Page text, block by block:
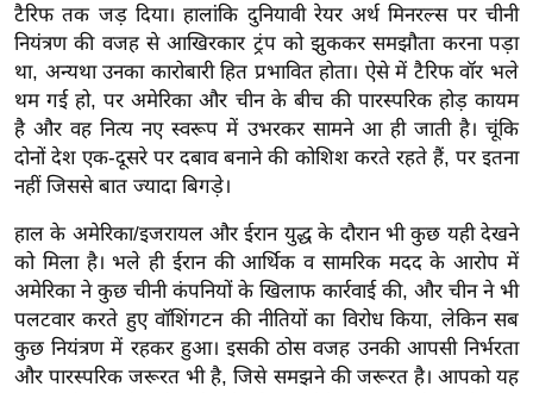
सा
हि
त्य
ज
ग
त
टो
व
र्ल्ड
न्यू
ज
टैरिफ तक जड़ दिया। हालांकि दुनियावी रेयर अर्थ मिनरल्स पर चीनी
नियंत्रण की वजह से आखिरकार ट्रंप को झुककर समझौता करना पड़ा
था, अन्यथा उनका कारोबारी हित प्रभावित होता। ऐसे में टैरिफ वॉर भले
थम गई हो, पर अमेरिका और चीन के बीच की पारस्परिक होड़ कायम
है और वह नित्य नए स्वरूप में उभरकर सामने आ ही जाती है। चूंकि
दोनों देश एक-दूसरे पर दबाव बनाने की कोशिश करते रहते हैं, पर इतना
नहीं जिससे बात ज्यादा बिगड़े।
हाल के अमेरिका/इजरायल और ईरान युद्ध के दौरान भी कुछ यही देखने
को मिला है। भले ही ईरान की आर्थिक व सामरिक मदद के आरोप में
अमेरिका ने कुछ चीनी कंपनियों के खिलाफ कार्रवाई की, और चीन ने भी
पलटवार करते हुए वॉशिंगटन की नीतियों का विरोध किया, लेकिन सब
कुछ नियंत्रण में रहकर हुआ। इसकी ठोस वजह उनकी आपसी निर्भरता
और पारस्परिक जरूरत भी है, जिसे समझने की जरूरत है। आपको यह